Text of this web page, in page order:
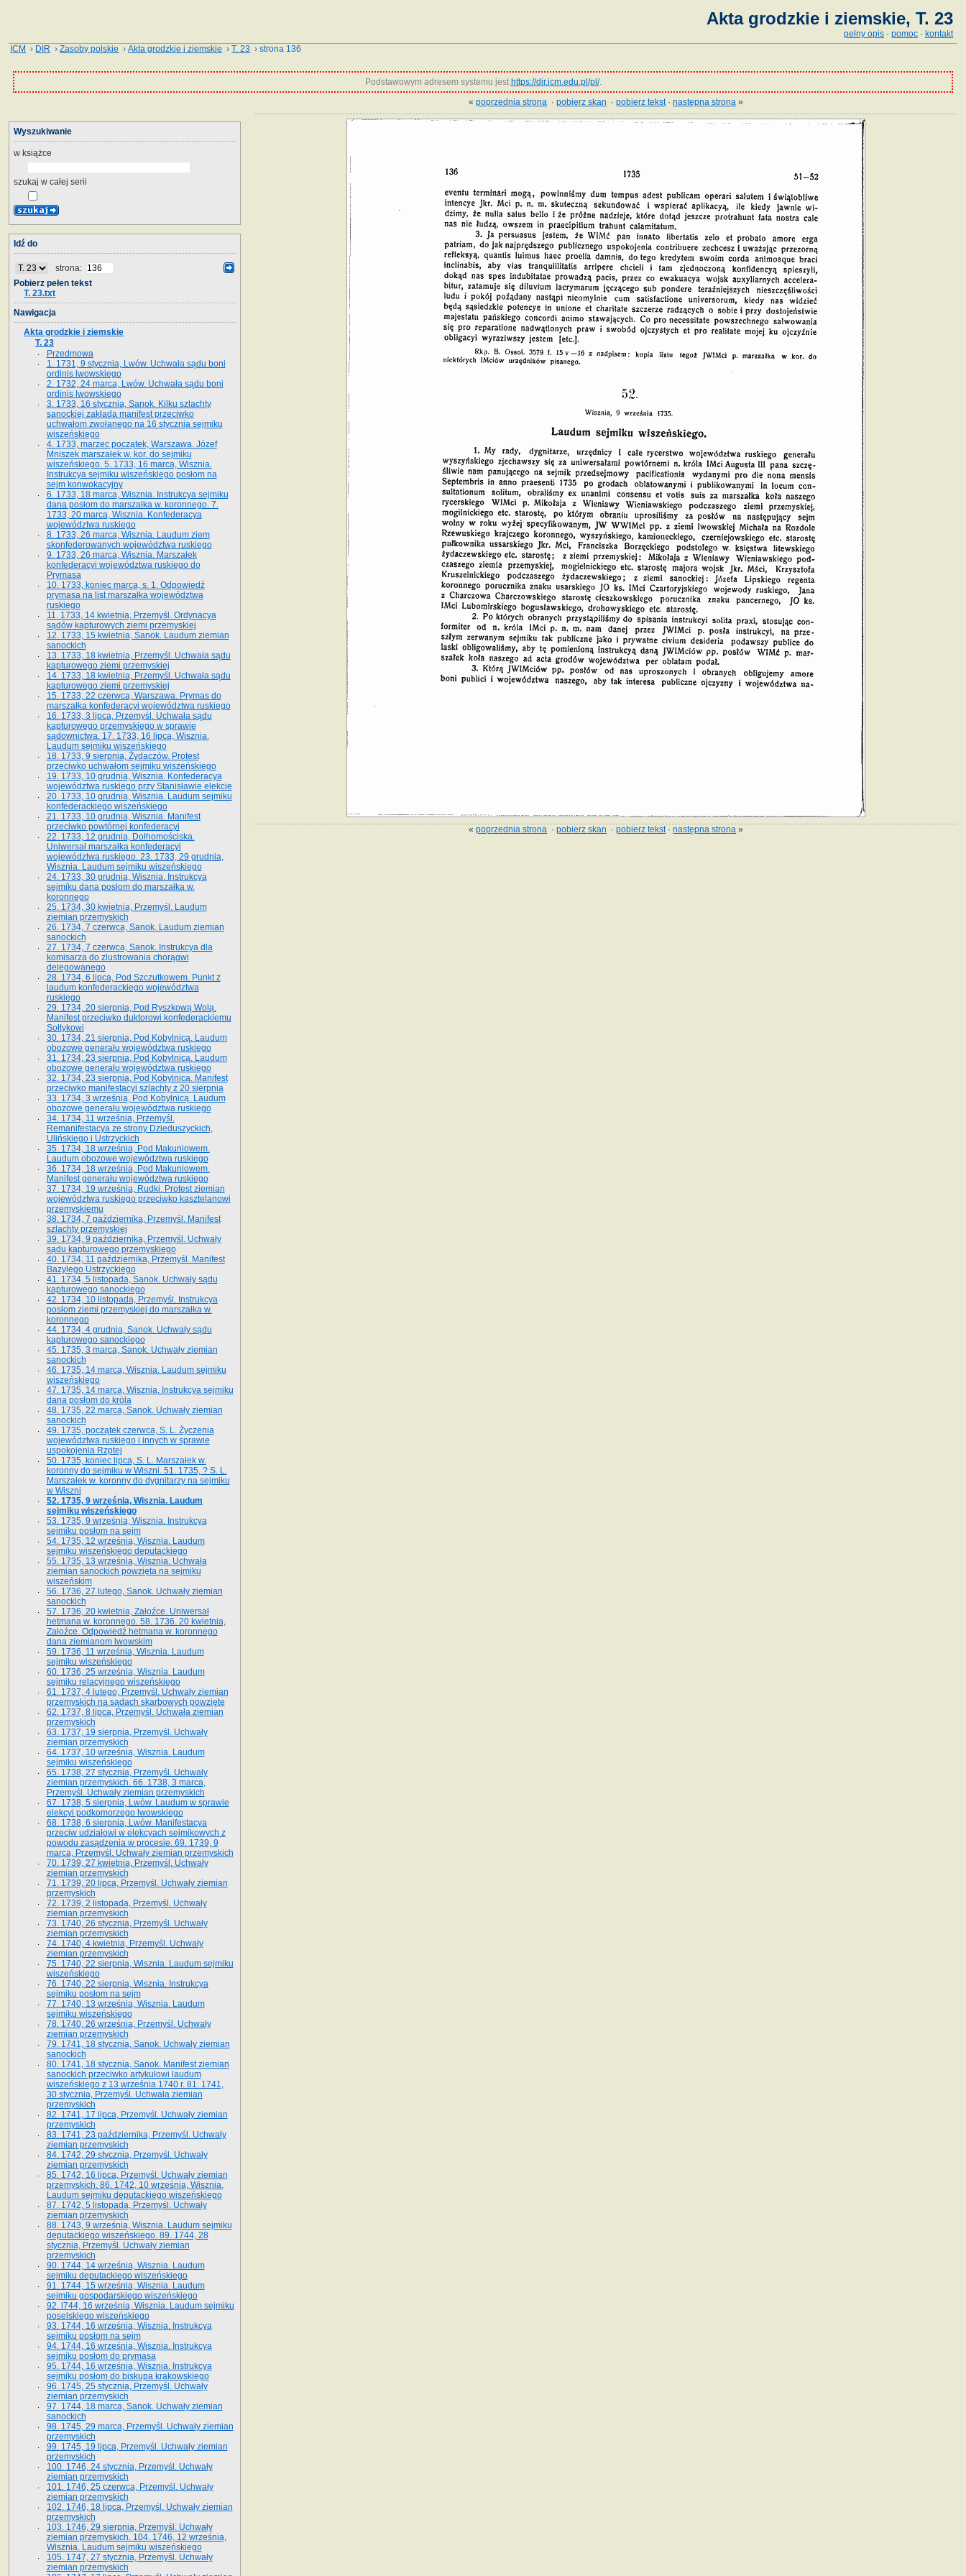
Akta grodzkie i ziemskie, T. 23
pełny opis · pomoc · kontakt
ICM › DIR ›Zasoby polskie ›Akta grodzkie i ziemskie ›T. 23 › strona 136
Podstawowym adresem systemu jest https://dir.icm.edu.pl/pl/.
«poprzednia strona ·pobierz skan ·pobierz tekst·następna strona »
«poprzednia strona ·pobierz skan ·pobierz tekst·następna strona »
Wyszukiwanie
w książce
szukaj w całej serii
Idź do
strona:
Pobierz pełen tekst
T. 23.txt
Nawigacja
Akta grodzkie i ziemskie
T. 23
Przedmowa
1. 1731, 9 stycznia, Lwów. Uchwała sądu boni
ordinis lwowskiego
2. 1732, 24 marca, Lwów. Uchwała sądu boni
ordinis lwowskiego
3. 1733, 16 stycznia, Sanok. Kilku szlachty
sanockiej zakłada manifest przeciwko
uchwałom zwołanego na 16 stycz­nia sejmiku
wiszeńskiego
4. 1733, marzec początek, Warszawa. Józef
Mniszek marszałek w. kor. do sejmiku
wiszeńskiego. 5. 1733, 16 marca, Wisznia.
Instrukcya sejmiku wiszeńskiego posłom na
sejm konwokacyjny
6. 1733, 18 marca, Wisznia. Instrukcya sejmiku
dana posłom do marszałka w. koronnego. 7.
1733, 20 marca, Wisznia. Konfederacya
województwa ruskiego
8. 1733, 26 marca, Wisznia. Laudum ziem
skonfederowanych województwa ruskiego
9. 1733, 26 marca, Wisznia. Marszałek
konfederacyi województwa ruskiego do
Prymasa
10. 1733, koniec marca, s. 1. Odpowiedź
prymasa na list marszałka województwa
ruskiego
11. 1733, 14 kwietnia, Przemyśl. Ordynacya
sądów kapturowych ziemi przemyskiej
12. 1733, 15 kwietnia, Sanok. Laudum ziemian
sanockich
13. 1733, 18 kwietnia, Przemyśl. Uchwała sądu
kapturowego ziemi przemyskiej
14. 1733, 18 kwietnia, Przemyśl. Uchwała sądu
kapturowego ziemi przemyskiej
15. 1733, 22 czerwca, Warszawa. Prymas do
marszałka konfederacyi województwa ruskiego
16. 1733, 3 lipca, Przemyśl. Uchwała sądu
kapturowego przemyskiego w sprawie
sądownictwa. 17. 1733, 16 lipca, Wisznia.
Laudum sejmiku wiszeńskiego
18. 1733, 9 sierpnia, Żydaczów. Protest
przeciwko uchwałom sejmiku wiszeńskiego
19. 1733, 10 grudnia, Wisznia. Konfederacya
województwa ruskiego przy Stanisławie elekcie
20. 1733, 10 grudnia, Wisznia. Laudum sejmiku
konfederackiego wiszeńskiego
21. 1733, 10 grudnia, Wisznia. Manifest
przeciwko powtórnej konfederacyi
22. 1733, 12 grudnia, Dołhomościska.
Uniwersał marszałka konfederacyi
województwa ruskiego. 23. 1733, 29 grudnia,
Wisznia. Laudum sejmiku wiszeńskiego
24. 1733, 30 grudnia, Wisznia. Instrukcya
sejmiku dana posłom do marszałka w.
koronnego
25. 1734, 30 kwietnia, Przemyśl. Laudum
ziemian przemyskich
26. 1734, 7 czerwca, Sanok. Laudum ziemian
sanockich
27. 1734, 7 czerwca, Sanok. Instrukcya dla
komisarza do zlustrowania chorągwi
delegowanego
28. 1734, 6 lipca, Pod Szczutkowem. Punkt z
laudum konfederackiego województwa
ruskiego
29. 1734, 20 sierpnia, Pod Ryszkową Wolą.
Manifest przeciwko duktorowi konfederackiemu
Sołtykowi
30. 1734, 21 sierpnia, Pod Kobylnicą. Laudum
obozowe generału województwa ruskiego
31. 1734, 23 sierpnia, Pod Kobylnicą. Laudum
obozowe generału województwa ruskiego
32. 1734, 23 sierpnia, Pod Kobylnicą. Manifest
przeciwko manifestacyi szlachty z 20 sierpnia
33. 1734, 3 września, Pod Kobylnicą. Laudum
obozowe generału województwa ruskiego
34. 1734, 11 września, Przemyśl.
Remanifestacya ze strony Dzieduszyckich,
Ulińskiego i Ustrzyckich
35. 1734, 18 września, Pod Makuniowem.
Laudum obozowe województwa ruskiego
36. 1734, 18 września, Pod Makuniowem.
Manifest generału województwa ruskiego
37. 1734, 19 września, Rudki. Protest ziemian
województwa ruskiego przeciwko kasztelanowi
przemyskiemu
38. 1734, 7 października, Przemyśl. Manifest
szlachty przemyskiej
39. 1734, 9 października, Przemyśl. Uchwały
sądu kapturowego przemyskiego
40. 1734, 11 października, Przemyśl. Manifest
Bazylego Ustrzyckiego
41. 1734, 5 listopada, Sanok. Uchwały sądu
kapturowego sanockiego
42. 1734, 10 listopada, Przemyśl. Instrukcya
posłom ziemi przemyskiej do marszałka w.
koronnego
44. 1734, 4 grudnia, Sanok. Uchwały sądu
kapturowego sanockiego
45. 1735, 3 marca, Sanok. Uchwały ziemian
sanockich
46. 1735, 14 marca, Wisznia. Laudum sejmiku
wiszeńskiego
47. 1735, 14 marca, Wisznia. Instrukcya sejmiku
dana posłom do króla
48. 1735, 22 marca, Sanok. Uchwały ziemian
sanockich
49. 1735, początek czerwca, S. L. Życzenia
województwa ruskiego i innych w sprawie
uspokojenia Rzptej
50. 1735, koniec lipca, S. L. Marszałek w.
koronny do sejmiku w Wiszni. 51. 1735, ? S. L.
Marszałek w. koronny do dygnitarzy na sejmiku
w Wiszni
52. 1735, 9 września, Wisznia. Laudum
sejmiku wiszeńskiego
53. 1735, 9 września, Wisznia. Instrukcya
sejmiku posłom na sejm
54. 1735, 12 września, Wisznia. Laudum
sejmiku wiszeńskiego deputackiego
55. 1735, 13 września, Wisznia. Uchwała
ziemian sanockich powzięta na sejmiku
wiszeńskim
56. 1736, 27 lutego, Sanok. Uchwały ziemian
sanockich
57. 1736, 20 kwietnia, Załoźce. Uniwersał
hetmana w. koronnego. 58. 1736. 20 kwietnia,
Załoźce. Odpowiedź hetmana w. koronnego
dana ziemianom lwowskim
59. 1736, 11 września, Wisznia. Laudum
sejmiku wiszeńskiego
60. 1736, 25 września, Wisznia. Laudum
sejmiku relacyjnego wiszeńskiego
61. 1737, 4 lutego, Przemyśl. Uchwały ziemian
przemyskich na sądach skarbowych powzięte
62. 1737, 8 lipca, Przemyśl. Uchwała ziemian
przemyskich
63. 1737, 19 sierpnia, Przemyśl. Uchwały
ziemian przemyskich
64. 1737, 10 września, Wisznia. Laudum
sejmiku wiszeńskiego
65. 1738, 27 stycznia, Przemyśl. Uchwały
ziemian przemyskich­­. 66. 1738, 3 marca,
Przemyśl. Uchwały ziemian przemyskich­
67. 1738, 5 sierpnia, Lwów. Laudum w sprawie
elekcyi podkomorzego lwowskiego
68. 1738, 6 sierpnia, Lwów. Manifestacya
przeciw udziałowi w elekcyach sejmikowych z
powodu zasądzenia w procesie. 69. 1739, 9
marca, Przemyśl. Uchwały ziemian przemyskich
70. 1739, 27 kwietnia, Przemyśl. Uchwały
ziemian przemyskich
71. 1739, 20 lipca, Przemyśl. Uchwały ziemian
przemyskich
72. 1739, 2 listopada, Przemyśl. Uchwały
ziemian przemyskich
73. 1740, 26 stycznia, Przemyśl. Uchwały
ziemian przemyskich
74. 1740, 4 kwietnia, Przemyśl. Uchwały
ziemian przemyskich
75. 1740, 22 sierpnia, Wisznia. Laudum sejmiku
wiszeńskiego
76. 1740, 22 sierpnia, Wisznia. Instrukcya
sejmiku posłom na sejm
77. 1740, 13 września, Wisznia. Laudum
sejmiku wiszeńskiego
78. 1740, 26 września, Przemyśl. Uchwały
ziemian przemyskich
79. 1741, 18 stycznia, Sanok. Uchwały ziemian
sanockich
80. 1741, 18 stycznia, Sanok. Manifest ziemian
sanockich przeciwko artykułowi laudum
wiszeńskiego z 13 wrze­śnia 1740 r. 81. 1741,
30 stycznia, Przemyśl. Uchwała ziemian
przemyskich
82. 1741, 17 lipca, Przemyśl. Uchwały ziemian
przemyskich
83. 1741, 23 października, Przemyśl. Uchwały
ziemian przemyskich
84. 1742, 29 stycznia, Przemyśl. Uchwały
ziemian przemyskich
85. 1742, 16 lipca, Przemyśl. Uchwały ziemian
przemyskich. 86. 1742, 10 września, Wisznia.
Laudum sejmiku deputackiego wiszeńskiego
87. 1742, 5 listopada, Przemyśl. Uchwały
ziemian przemyskich
88. 1743, 9 września, Wisznia. Laudum sejmiku
deputackiego wiszeńskiego. 89. 1744, 28
stycznia, Przemyśl. Uchwały ziemian
przemyskich
90. 1744, 14 września, Wisznia. Laudum
sejmiku deputackiego wiszeńskiego
91. 1744, 15 września, Wisznia. Laudum
sejmiku gospodarskiego wiszeńskiego
92. l744, 16 września, Wisznia. Laudum sejmiku
poselskiego wiszeńskiego
93. 1744, 16 września, Wisznia. Instrukcya
sejmiku posłom na sejm
94. 1744, 16 września, Wisznia. Instrukcya
sejmiku posłom do prymasa
95. 1744, 16 września, Wisznia. Instrukcya
sejmiku posłom do biskupa krakowskiego
96. 1745, 25 stycznia, Przemyśl. Uchwały
ziemian przemyskich
97. 1744, 18 marca, Sanok. Uchwały ziemian
sanockich
98. 1745, 29 marca, Przemyśl. Uchwały ziemian
przemyskich
99. 1745, 19 lipca, Przemyśl. Uchwały ziemian
przemyskich
100. 1746, 24 stycznia, Przemyśl. Uchwały
ziemian przemyskich
101. 1746, 25 czerwca, Przemyśl. Uchwały
ziemian przemyskich
102. 1746, 18 lipca, Przemyśl. Uchwały ziemian
przemyskich
103. 1746, 29 sierpnia, Przemyśl. Uchwały
ziemian przemyskich. 104. 1746, 12 września,
Wisznia. Laudum sejmiku wiszeńskiego
105. 1747, 27 stycznia, Przemyśl. Uchwały
ziemian przemyskich